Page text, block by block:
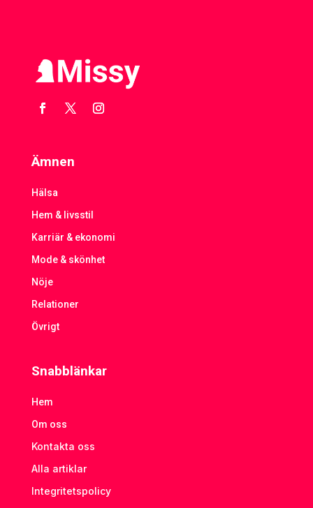
Ämnen
Hälsa
Hem & livsstil
Karriär & ekonomi
Mode & skönhet
Nöje
Relationer
Övrigt
Snabblänkar
Hem
Om oss
Kontakta oss
Alla artiklar
Integritetspolicy